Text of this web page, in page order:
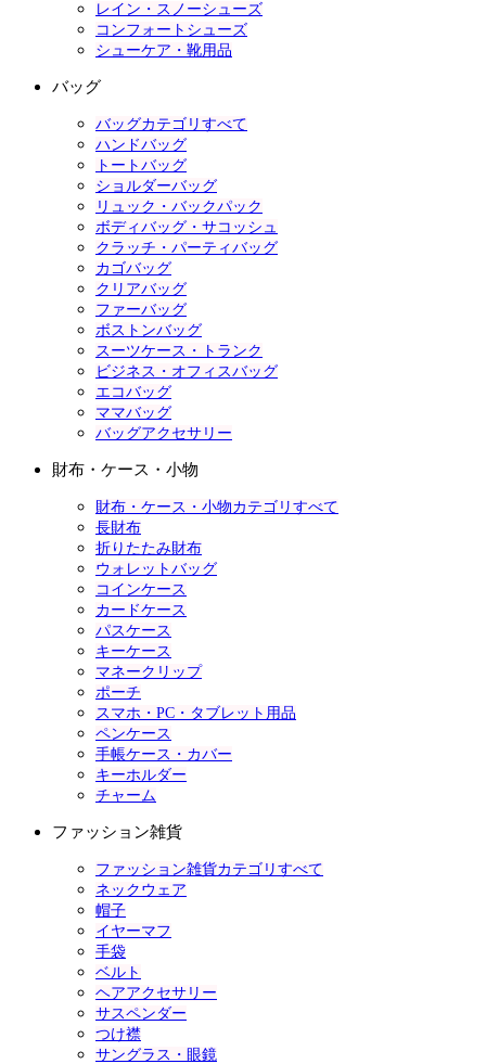
レイン・スノーシューズ
コンフォートシューズ
シューケア・靴用品
バッグ
バッグカテゴリすべて
ハンドバッグ
トートバッグ
ショルダーバッグ
リュック・バックパック
ボディバッグ・サコッシュ
クラッチ・パーティバッグ
カゴバッグ
クリアバッグ
ファーバッグ
ボストンバッグ
スーツケース・トランク
ビジネス・オフィスバッグ
エコバッグ
ママバッグ
バッグアクセサリー
財布・ケース・小物
財布・ケース・小物カテゴリすべて
長財布
折りたたみ財布
ウォレットバッグ
コインケース
カードケース
パスケース
キーケース
マネークリップ
ポーチ
スマホ・PC・タブレット用品
ペンケース
手帳ケース・カバー
キーホルダー
チャーム
ファッション雑貨
ファッション雑貨カテゴリすべて
ネックウェア
帽子
イヤーマフ
手袋
ベルト
ヘアアクセサリー
サスペンダー
つけ襟
サングラス・眼鏡